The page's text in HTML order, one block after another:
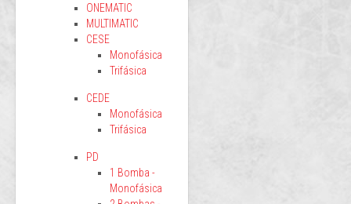
ONEMATIC
MULTIMATIC
CESE
Monofásica
Trifásica
CEDE
Monofásica
Trifásica
PD
1 Bomba -
Monofásica